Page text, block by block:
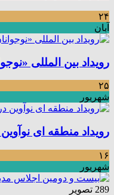
۲۴
آبان
رویداد بین المللی
۲۵
شهریور
رویداد منطقه ای
۱۶
شهریور
289 تصویر